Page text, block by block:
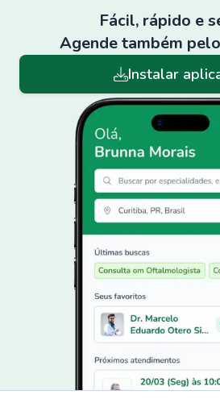
Fácil, rápido e
Agende também
Instalar